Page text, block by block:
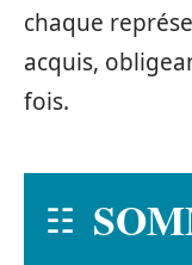
chaque
acquis,
fois.